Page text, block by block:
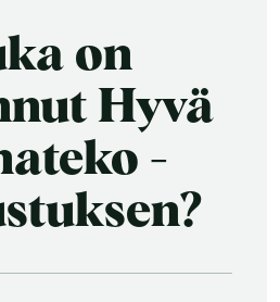
JÄSENSIVUT
on
Hyvä
-